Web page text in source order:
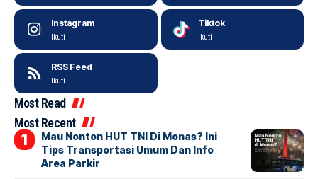
Instagram
Ikuti
Tiktok
Ikuti
RSS Feed
Ikuti
Most Read
Most Recent
Mau Nonton HUT TNI Di Monas? Ini
Tips Transportasi Umum Dan Info
Area Parkir